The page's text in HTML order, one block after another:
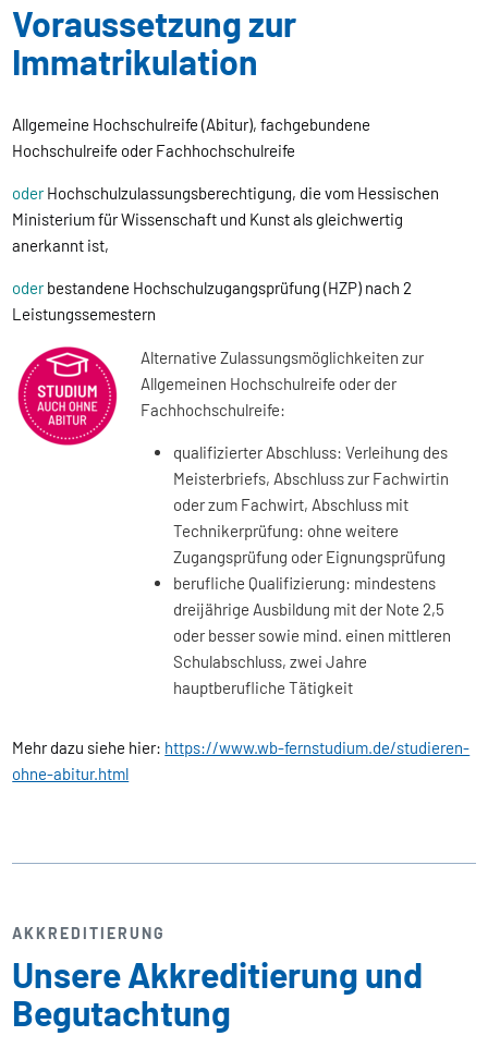
Voraussetzung zur
Immatrikulation
Allgemeine Hochschulreife (Abitur), fachgebundene
Hochschulreife oder Fachhochschulreife
oderHochschulzulassungsberechtigung, die vom Hessischen
Ministerium für Wissenschaft und Kunst als gleichwertig
anerkannt ist,
oderbestandene Hochschulzugangsprüfung (HZP) nach 2
Leistungssemestern
Alternative Zulassungsmöglichkeiten zur
Allgemeinen Hochschulreife oder der
Fachhochschulreife:
qualifizierter Abschluss: Verleihung des
Meisterbriefs, Abschluss zur Fachwirtin
oder zum Fachwirt, Abschluss mit
Technikerprüfung: ohne weitere
Zugangsprüfung oder Eignungsprüfung
berufliche Qualifizierung: mindestens
dreijährige Ausbildung mit der Note 2,5
oder besser sowie mind. einen mittleren
Schulabschluss, zwei Jahre
hauptberufliche Tätigkeit
Mehr dazu siehe hier: https://www.wb-fernstudium.de/studieren-
ohne-abitur.html
AKKREDITIERUNG
Unsere Akkreditierung und
Begutachtung